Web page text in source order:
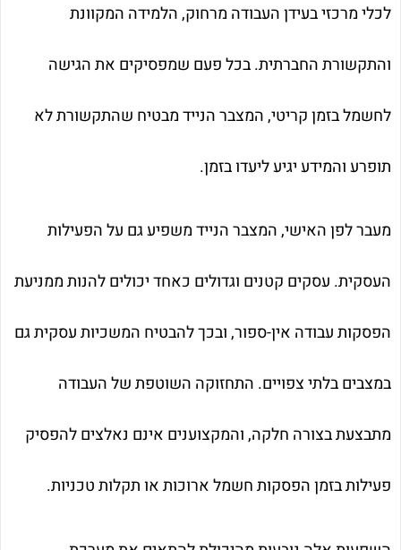
לכלי מרכזי בעידן העבודה מרחוק, הלמידה המקוונת
והתקשורת החברתית. בכל פעם שמפסיקים את הגישה
לחשמל בזמן קריטי, המצבר הנייד מבטיח שהתקשורת לא
תופרע והמידע יגיע ליעדו בזמן.
מעבר לפן האישי, המצבר הנייד משפיע גם על הפעילות
העסקית. עסקים קטנים וגדולים כאחד יכולים להנות ממניעת
הפסקות עבודה אין-ספור, ובכך להבטיח המשכיות עסקית גם
במצבים בלתי צפויים. התחזוקה השוטפת של העבודה
מתבצעת בצורה חלקה, והמקצוענים אינם נאלצים להפסיק
פעילות בזמן הפסקות חשמל ארוכות או תקלות טכניות.